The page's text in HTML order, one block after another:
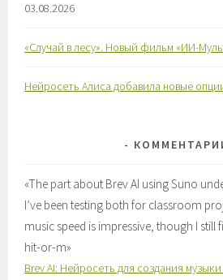
03.08.2026
«Случай в лесу». Новый фильм «ИИ-
Нейросеть Алиса добавила новые
«The part about Brev AI using Suno
I’ve been testing both for classroom
music speed is impressive, though I still
hit-or-m»
Brev AI: Нейросеть для создания